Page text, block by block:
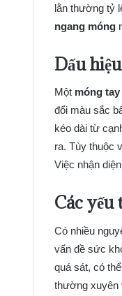
lằn thường tỷ
ngang móng
Dấu
Một móng
đổi màu sắc
kéo dài từ
ra. Tùy thuộc
Việc nhận
Các yếu
Có nhiều
vấn đề sức
quá sát, có
thường xuyên